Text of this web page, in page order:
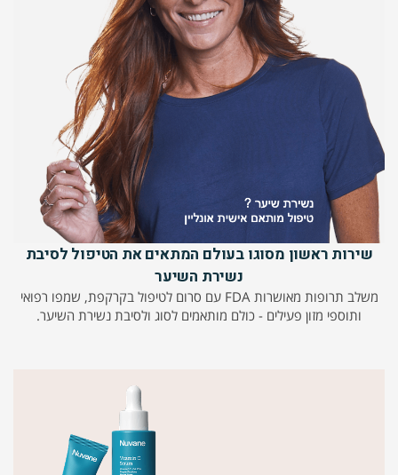
שירות ראשון מסוגו בעולם המתאים את הטיפול לסיבת
נשירת השיער
משלב תרופות מאושרות FDA עם סרום לטיפול בקרקפת, שמפו רפואי
ותוספי מזון פעילים - כולם מותאמים לסוג ולסיבת נשירת השיער.